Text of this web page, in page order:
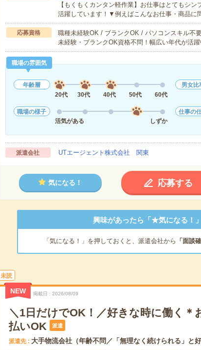
【もくもくカンタン軽作業】お仕事はとてもシ
活躍しています！▼例えばこんなお仕事・商品に
応募資格
職種未経験OK / ブランクOK / パソコンスキル不
未経験・ブランクOK資格不問！幅広い年代が活
職場の雰囲気
年齢層
20代
30代 40代 50代 60代
男女比
職場の様子
活気がある
しずか
仕事の
派遣会社 UTエージェント株式会社 関東
気になる！ 応募する
興味があったら「★気になる！
「気になる！」を押しておくと、派遣会社から 「面談
未読
NEW 掲載日 2026/08/09
＼1日だけでOK！／好きな時に働く＊
払いOK
派遣
派遣先 大手物流会社（年齢不問／「無理なく続けられる」と